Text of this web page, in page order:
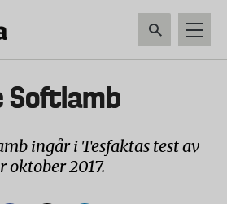
Softlamb
ingår i Tesfaktas test av
2017.